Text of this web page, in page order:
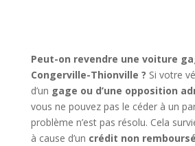
Peut-on revendre une voiture
Congerville-Thionville ? Si votre
d’un gage ou d’une opposition
vous ne pouvez pas le céder à un
problème n’est pas résolu. Cela
à cause d’un crédit non remboursé